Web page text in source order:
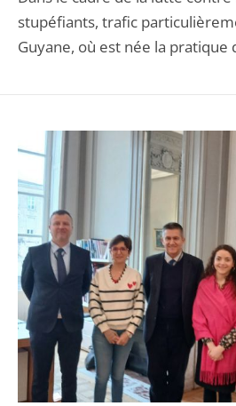
stupéfiants, trafic
Guyane, où est née la pratique